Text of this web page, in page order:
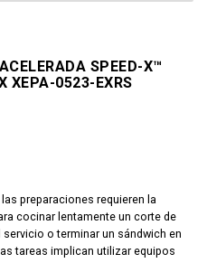
SPEED-X™
XEPA-0523-EXRS
preparaciones requieren la
cocinar lentamente un corte de
o terminar un sándwich en
tareas implican utilizar equipos